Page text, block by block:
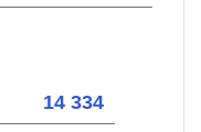
14 334